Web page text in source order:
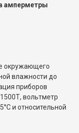
амперметры
окружающего
влажности до
приборов
вольтметр
и относительной